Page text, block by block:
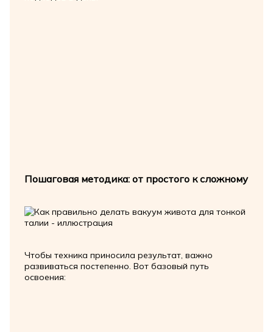
Пошаговая методика: от простого к сложному
Чтобы техника приносила результат, важно
развиваться постепенно. Вот базовый путь
освоения: